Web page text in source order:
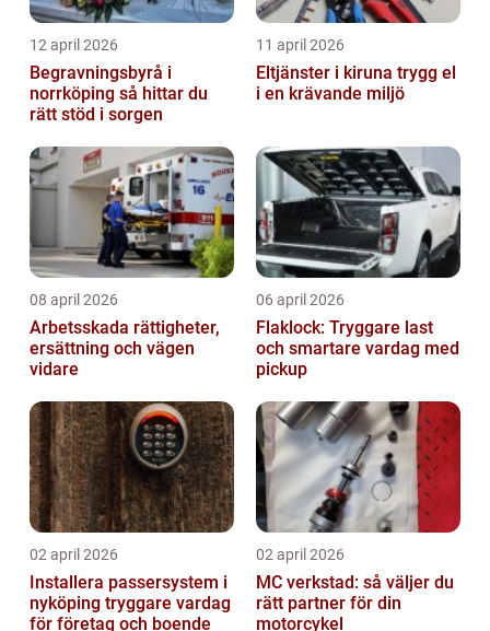
12 april 2026
Begravningsbyrå i
norrköping så hittar du
rätt stöd i sorgen
11 april 2026
Eltjänster i kiruna trygg el
i en krävande miljö
08 april 2026
Arbetsskada rättigheter,
ersättning och vägen
vidare
06 april 2026
Flaklock: Tryggare last
och smartare vardag med
pickup
02 april 2026
Installera passersystem i
nyköping tryggare vardag
för företag och boende
02 april 2026
MC verkstad: så väljer du
rätt partner för din
motorcykel